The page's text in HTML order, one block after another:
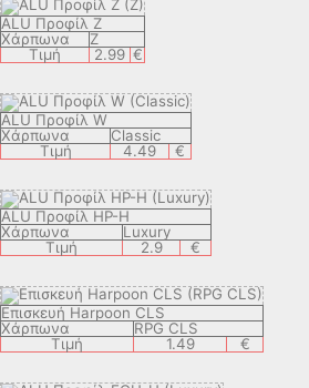
ALU Προφίλ Z
Χάρπωνα
Z
Τιμή
2.99 €
ALU Προφίλ W
Χάρπωνα
Classic
Τιμή
4.49 €
ALU Προφίλ HP-H
Χάρπωνα
Luxury
Τιμή
2.9 €
Eπισкευή Harpoon CLS
Χάρπωνα
RPG CLS
Τιμή
1.49 €